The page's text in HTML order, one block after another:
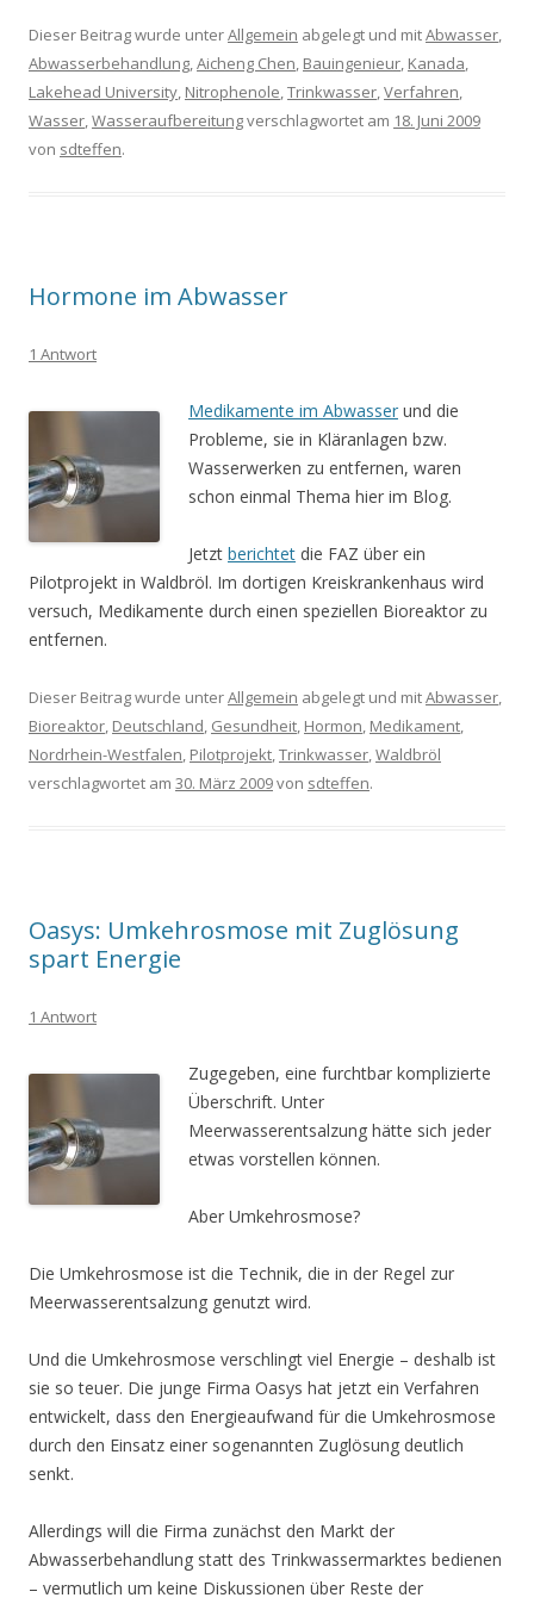
Dieser Beitrag wurde unterAllgemein abgelegt und mitAbwasser,
Abwasserbehandlung,Aicheng Chen, Bauingenieur, Kanada,
Lakehead University, Nitrophenole,Trinkwasser,Verfahren,
Wasser,Wasseraufbereitungverschlagwortet am 18. Juni 2009
von sdteffen.
Hormone im Abwasser
1 Antwort
Medikamente im Abwasser und die
Probleme, sie in Kläranlagen bzw.
Wasserwerken zu entfernen, waren
schon einmal Thema hier im Blog.
Jetzt berichtet die FAZ über ein
Pilotprojekt in Waldbröl. Im dortigen Kreiskrankenhaus wird
versuch, Medikamente durch einen speziellen Bioreaktor zu
entfernen.
Dieser Beitrag wurde unterAllgemein abgelegt und mitAbwasser,
Bioreaktor, Deutschland, Gesundheit, Hormon, Medikament,
Nordrhein-Westfalen, Pilotprojekt,Trinkwasser,Waldbröl
verschlagwortet am 30. März 2009von sdteffen.
Oasys: Umkehrosmose mit Zuglösung
spart Energie
1 Antwort
Zugegeben, eine furchtbar komplizierte
Überschrift. Unter
Meerwasserentsalzung hätte sich jeder
etwas vorstellen können.
Aber Umkehrosmose?
Die Umkehrosmose ist die Technik, die in der Regel zur
Meerwasserentsalzung genutzt wird.
Und die Umkehrosmose verschlingt viel Energie – deshalb ist
sie so teuer. Die junge Firma Oasys hat jetzt ein Verfahren
entwickelt, dass den Energieaufwand für die Umkehrosmose
durch den Einsatz einer sogenannten Zuglösung deutlich
senkt.
Allerdings will die Firma zunächst den Markt der
Abwasserbehandlung statt des Trinkwassermarktes bedienen
– vermutlich um keine Diskussionen über Reste der